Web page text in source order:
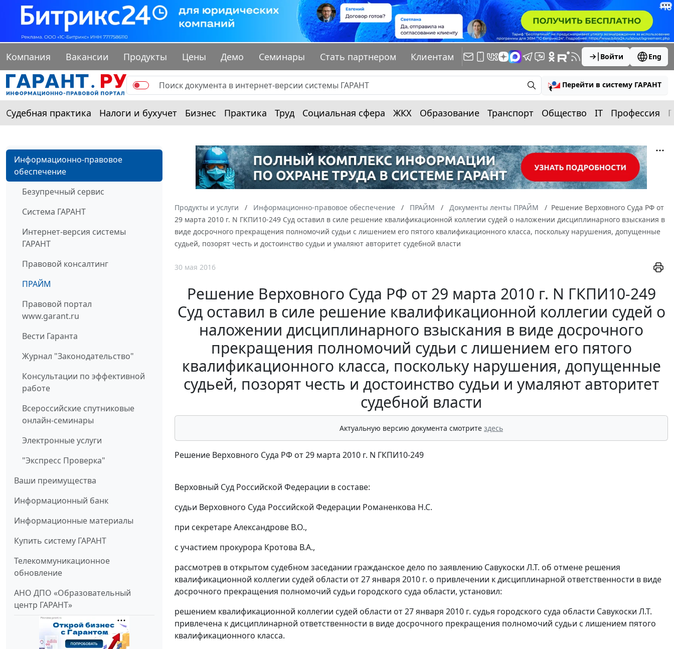
Компания Вакансии Продукты Цены Демо Семинары Стать партнером Клиентам Войти Eng
Перейти в систему ГАРАНТ
Судебная практика Налоги и бухучет Бизнес Практика Труд Социальная сфера ЖКХ Образование Транспорт Общество IT Профессия
Информационно-правовое
обеспечение
Безупречный сервис
Система ГАРАНТ
Интернет-версия системы
ГАРАНТ
Правовой консалтинг
ПРАЙМ
Правовой портал
www.garant.ru
Вести Гаранта
Журнал "Законодательство"
Консультации по эффективной
работе
Всероссийские спутниковые
онлайн-семинары
Электронные услуги
"Экспресс Проверка"
Ваши преимущества
Информационный банк
Информационные материалы
Купить систему ГАРАНТ
Телекоммуникационное
обновление
АНО ДПО «Образовательный
центр ГАРАНТ»
Продукты и услуги Информационно-правовое обеспечение ПРАЙМ Документы ленты ПРАЙМ
Решение Верховного Суда РФ от
29 марта 2010 г. N ГКПИ10-249 Суд оставил в силе решение квалификационной коллегии судей о наложении дисциплинарного взыскания в
виде досрочного прекращения полномочий судьи с лишением его пятого квалификационного класса, поскольку нарушения, допущенные
судьей, позорят честь и достоинство судьи и умаляют авторитет судебной власти
30 мая 2016
Решение Верховного Суда РФ от 29 марта 2010 г. N ГКПИ10-249
Суд оставил в силе решение квалификационной коллегии судей о
наложении дисциплинарного взыскания в виде досрочного
прекращения полномочий судьи с лишением его пятого
квалификационного класса, поскольку нарушения, допущенные
судьей, позорят честь и достоинство судьи и умаляют авторитет
судебной власти
Актуальную версию документа смотрите здесь
Решение Верховного Суда РФ от 29 марта 2010 г. N ГКПИ10-249
Верховный Суд Российской Федерации в составе:
судьи Верховного Суда Российской Федерации Романенкова Н.С.
при секретаре Александрове В.О.,
с участием прокурора Кротова В.А.,
рассмотрев в открытом судебном заседании гражданское дело по заявлению Савукоски Л.Т. об отмене решения
квалификационной коллегии судей области от 27 января 2010 г. о привлечении к дисциплинарной ответственности в виде
досрочного прекращения полномочий судьи городского суда области, установил:
решением квалификационной коллегии судей области от 27 января 2010 г. судья городского суда области Савукоски Л.Т.
привлечена к дисциплинарной ответственности в виде досрочного прекращения полномочий судьи с лишением пятого
квалификационного класса.